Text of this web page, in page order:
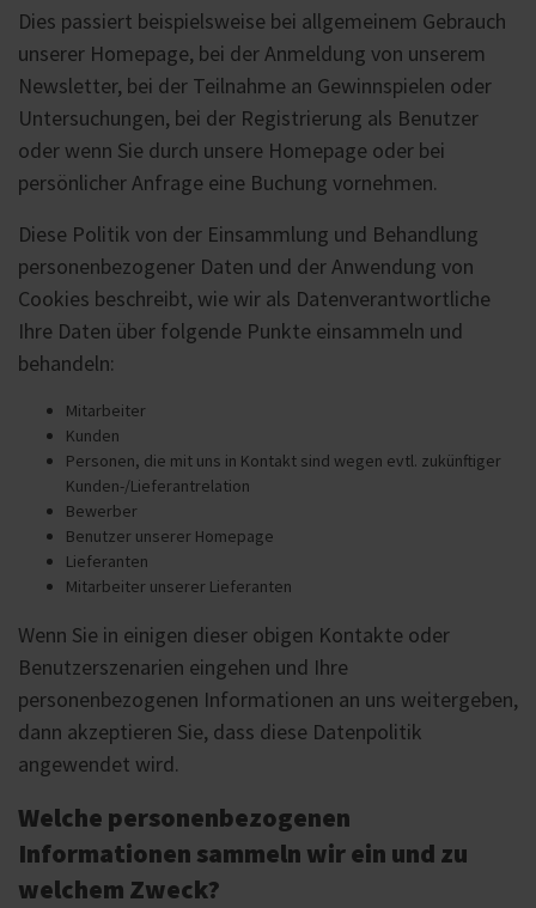
Dies passiert beispielsweise bei allgemeinem Gebrauch
unserer Homepage, bei der Anmeldung von unserem
Newsletter, bei der Teilnahme an Gewinnspielen oder
Untersuchungen, bei der Registrierung als Benutzer
oder wenn Sie durch unsere Homepage oder bei
persönlicher Anfrage eine Buchung vornehmen.
Diese Politik von der Einsammlung und Behandlung
personenbezogener Daten und der Anwendung von
Cookies beschreibt, wie wir als Datenverantwortliche
Ihre Daten über folgende Punkte einsammeln und
behandeln:
Mitarbeiter
Kunden
Personen, die mit uns in Kontakt sind wegen evtl. zukünftiger
Kunden-/Lieferantrelation
Bewerber
Benutzer unserer Homepage
Lieferanten
Mitarbeiter unserer Lieferanten
Wenn Sie in einigen dieser obigen Kontakte oder
Benutzerszenarien eingehen und Ihre
personenbezogenen Informationen an uns weitergeben,
dann akzeptieren Sie, dass diese Datenpolitik
angewendet wird.
Welche personenbezogenen
Informationen sammeln wir ein und zu
welchem Zweck?